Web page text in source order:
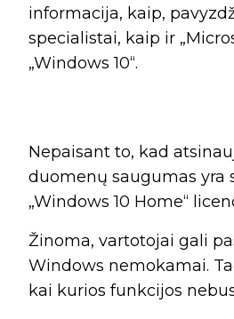
informacija, kaip,
specialistai, kaip ir
„Windows 10“.
Nepaisant to, kad
duomenų saugumas yra
„Windows 10 Home“
Žinoma, vartotojai gali
Windows nemokamai.
kai kurios funkcijos